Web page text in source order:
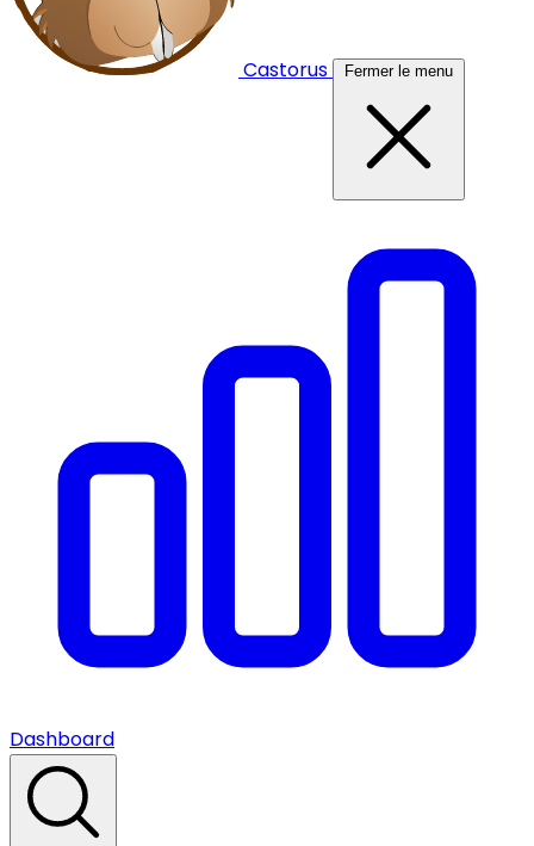
Castorus Fermer le menu
Dashboard